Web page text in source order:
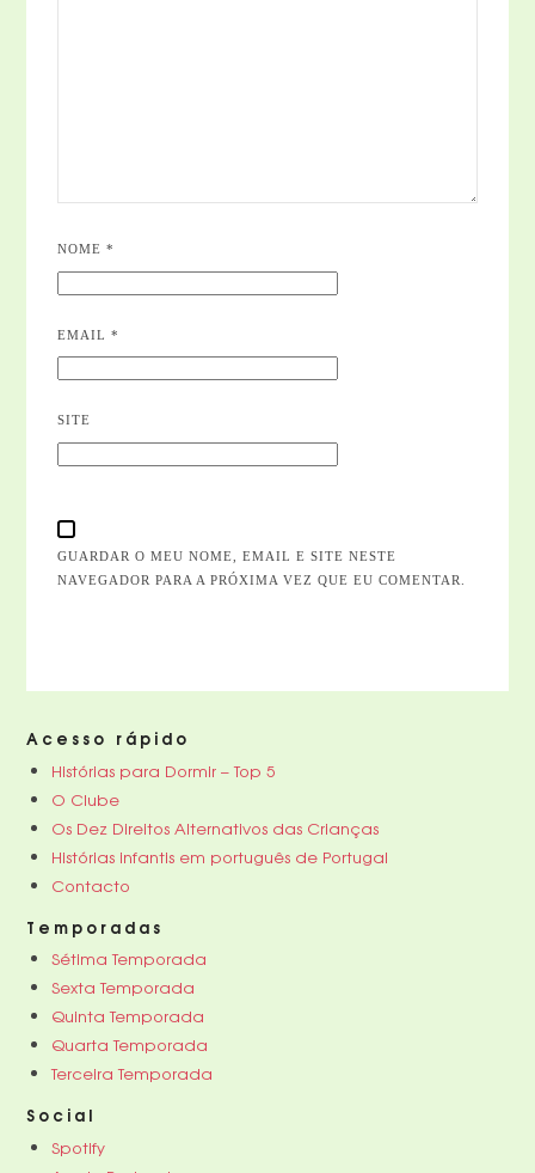
NOME*
EMAIL*
SITE
GUARDAR O MEU NOME, EMAIL E SITE NESTE
NAVEGADOR PARA A PRÓXIMA VEZ QUE EU COMENTAR.
Acesso rápido
Histórias para Dormir – Top 5
O Clube
Os Dez Direitos Alternativos das Crianças
Histórias infantis em português de Portugal
Contacto
Temporadas
Sétima Temporada
Sexta Temporada
Quinta Temporada
Quarta Temporada
Terceira Temporada
Social
Spotify